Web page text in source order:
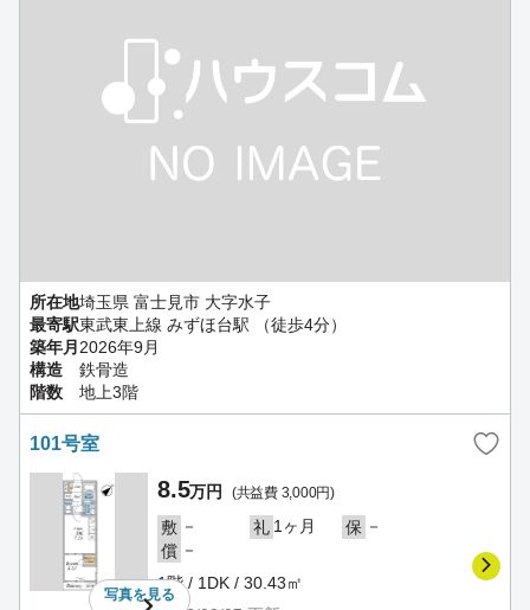
所在地埼玉県 富士見市 大字水子
最寄駅東武東上線 みずほ台駅 （徒歩4分）
築年月 2026年9月
構造
鉄骨造
階数
地上3階
101号室
写真を見る
8.5万円 (共益費 3,000円)
敷 － 礼 1ヶ月 保 －
償 －
1階 / 1DK / 30.43㎡